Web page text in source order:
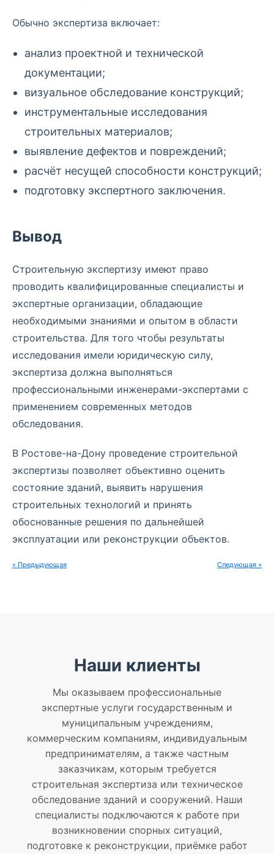
Обычно экспертиза включает:
анализ проектной и технической
документации;
визуальное обследование конструкций;
инструментальные исследования
строительных материалов;
выявление дефектов и повреждений;
расчёт несущей способности конструкций;
подготовку экспертного заключения.
Вывод
Строительную экспертизу имеют право
проводить квалифицированные специалисты и
экспертные организации, обладающие
необходимыми знаниями и опытом в области
строительства. Для того чтобы результаты
исследования имели юридическую силу,
экспертиза должна выполняться
профессиональными инженерами-экспертами с
применением современных методов
обследования.
В Ростове-на-Дону проведение строительной
экспертизы позволяет объективно оценить
состояние зданий, выявить нарушения
строительных технологий и принять
обоснованные решения по дальнейшей
эксплуатации или реконструкции объектов.
Следующая »
« Предыдующая
Наши клиенты
Мы оказываем профессиональные
экспертные услуги государственным и
муниципальным учреждениям,
коммерческим компаниям, индивидуальным
предпринимателям, а также частным
заказчикам, которым требуется
строительная экспертиза или техническое
обследование зданий и сооружений. Наши
специалисты подключаются к работе при
возникновении спорных ситуаций,
подготовке к реконструкции, приёмке работ